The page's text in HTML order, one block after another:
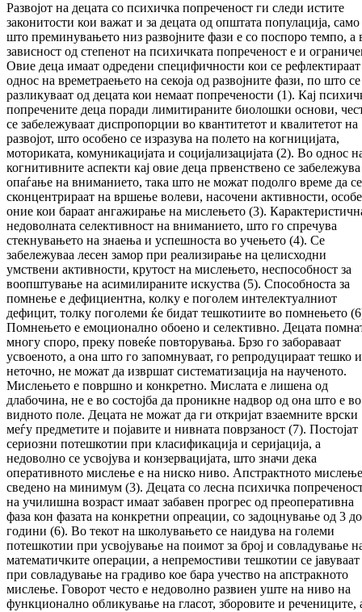
Развојот на децата со психичка попреченост ги следи истите
законитости кои важат и за децата од општата популација, само
што преминувањето низ развојните фази е со поспоро темпо, а
зависност од степенот на психичката попреченост е и
Овие деца имаат одредени специфичности кои се
однос на времетраењето на секоја од развојните фази, по што се
разликуваат од децата кои немаат попречености (1). Кај
попречените деца поради лимитираните биолошки основи,
се забележуваат диспропорции во квантитетот и квалитетот на
развојот, што осoбeно се изразува на полето на когницијата,
моториката, комуникацијата и социјализацијата (2). Во однос
когнитивните аспекти кај овие деца првенствено се забележува
опаѓање на вниманието, така што не можат подолго време да се
сконцентрираат на вршење волеви, насочени активности,
оние кои бараат ангажирање на мислењето (3).
недоволната селективност на вниманието, што го спречува
стекнувањето на знаења и успешноста во учењето (4). Се
забележуваа лесен замор при реализирање на целисходни
умствени активности, крутост на мислењето, неспособност за
воопштување на асимилираните искуства (5). Способноста за
помнење е дефициентна, колку е поголем интелектуалниот
дефицит, толку поголеми ќе бидат тешкотиите во помнењето
Помнењето е емоционално обоено и селективно. Децата
многу споро, преку повеќе повторувања. Брзо го забораваат
усвоеното, а она што го запомнуваат, го репродуцираат тешко и
неточно, не можат да извршат систематизација на наученото.
Мислењето е површно и конкретно. Мислата е лишена од
длабочина, не е во состојба да проникне надвор од она што е во
видното поле. Децата не можат да ги откријат взаемните врски
меѓу предметите и појавите и нивната поврзаност (7). Постојат
сериозни потешкотии при класификација и серијација, а
недоволно се усвојува и конзервацијата, што значи дека
оперативното мислење е на ниско ниво. Апстрактното
сведено на минимум (3). Децата со лесна психичка
на училишна возраст имаат забавен прогрес од преоперативна
фаза кон фазата на конкретни опреации, со задоцнување од 3
години (6). Во текот на школувањето се наидува на големи
потешкотии при усвојување на поимот за број и совладување
математичките операции, а непремостиви тешкотии се јавуваат
при совладување на градиво кое бара учество на апстракното
мислење. Говорот често е недоволно развиен уште на ниво на
функционално обликување на гласот, зборовите и речениците,